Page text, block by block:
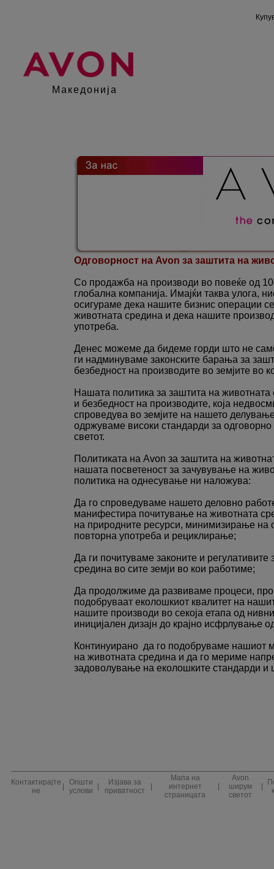
Македонија
Одговорност на Avon за заштита на
Со продажба на производи во повеќе од
глобална компанија. Имајќи таква улога,
осигураме дека нашите бизнис операции
животната средина и дека нашите
употреба.
Денес можеме да бидеме горди што не
ги надминуваме законските барања за
безбедност на производите во земјите во
Нашата политика за заштита на животната
и безбедност на производите, која
спроведува во земјите на нашето
одржуваме високи стандарди за
светот.
Политиката на Avon за заштита на
нашата посветеност за зачувување на
политика на однесување ни наложува:
Да го спроведуваме нашето деловно
манифестира почитување на животната
на природните ресурси, минимизирање на
повторна употреба и рециклирање;
Да ги почитуваме законите и регулативите
средина во сите земји во кои работиме;
Да продолжиме да развиваме процеси,
подобруваат еколошкиот квалитет на
нашите производи во секоја етапа од
иницијален дизајн до крајно исфрлување
Континуирано да го подобруваме нашиот
на животната средина и да го мериме
задоволување на еколошките стандарди и
Контактирајте
не
Општи
услови
Изјава за
приватност
Мапа на
интернет
страницата
Avon
ширум
светот